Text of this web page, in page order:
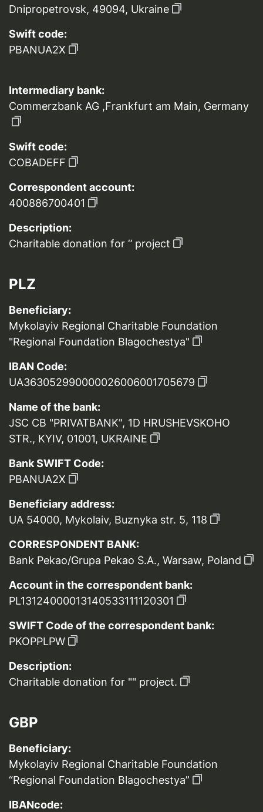
Dnipropetrovsk, 49094, Ukraine
Swift code:
PBANUA2X
Intermediary bank:
Commerzbank AG ,Frankfurt am Main, Germany
Swift code:
COBADEFF
Correspondent account:
400886700401
Description:
Charitable donation for ‘’ project
PLZ
Beneficiary:
Mykolayiv Regional Charitable Foundation
"Regional Foundation Blagochestya"
IBAN Code:
UA363052990000026006001705679
Name of the bank:
JSC CB "PRIVATBANK", 1D HRUSHEVSKOHO
STR., KYIV, 01001, UKRAINE
Bank SWIFT Code:
PBANUA2X
Beneficiary address:
UA 54000, Mykolaiv, Buznyka str. 5, 118
CORRESPONDENT BANK:
Bank Pekao/Grupa Pekao S.A., Warsaw, Poland
Account in the correspondent bank:
PL13124000013140533111120301
SWIFT Code of the correspondent bank:
PKOPPLPW
Description:
Charitable donation for "" project.
GBP
Beneficiary:
Mykolayiv Regional Charitable Foundation
“Regional Foundation Blagochestya”
IBANcode: